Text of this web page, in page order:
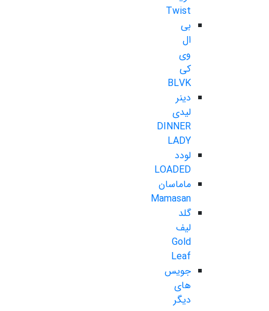
Twist
بی
ال
وی
کی
BLVK
دینر
لیدی
DINNER
LADY
لودد
LOADED
ماماسان
Mamasan
گلد
لیف
Gold
Leaf
جویس
های
دیگر